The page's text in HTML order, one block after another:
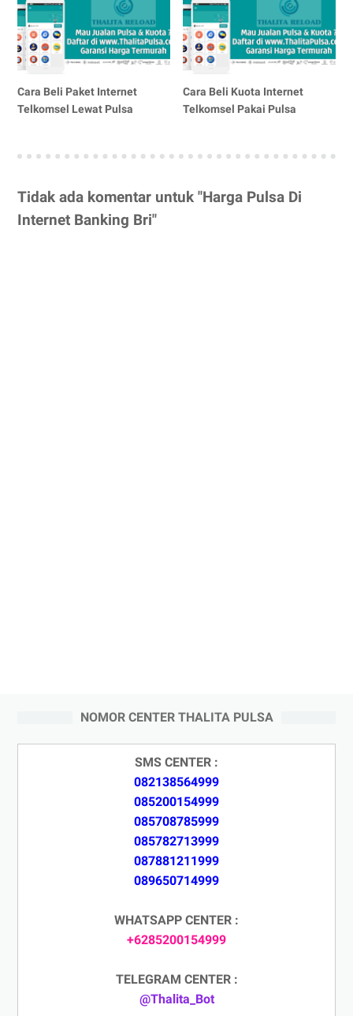
Cara Beli Paket Internet
Telkomsel Lewat Pulsa
Cara Beli Kuota Internet
Telkomsel Pakai Pulsa
Tidak ada komentar untuk "Harga Pulsa Di
Internet Banking Bri"
NOMOR CENTER THALITA PULSA
SMS CENTER :
082138564999
085200154999
085708785999
085782713999
087881211999
089650714999
WHATSAPP CENTER :
+6285200154999
TELEGRAM CENTER :
@Thalita_Bot